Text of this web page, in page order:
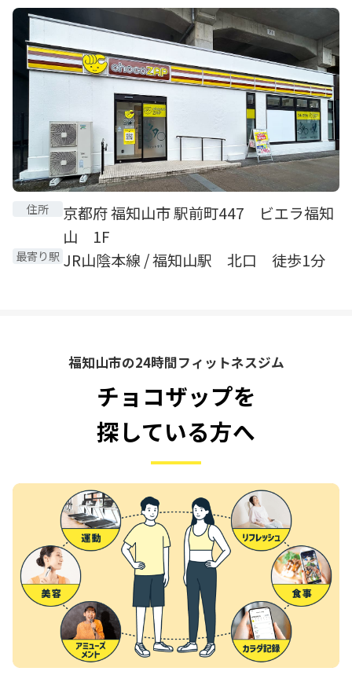
住所
京都府 福知山市 駅前町447 ビエラ福知
山 1F
最寄り駅 JR山陰本線 / 福知山駅 北口 徒歩1分
福知山市の24時間フィットネスジム
チョコザップを
探している方へ